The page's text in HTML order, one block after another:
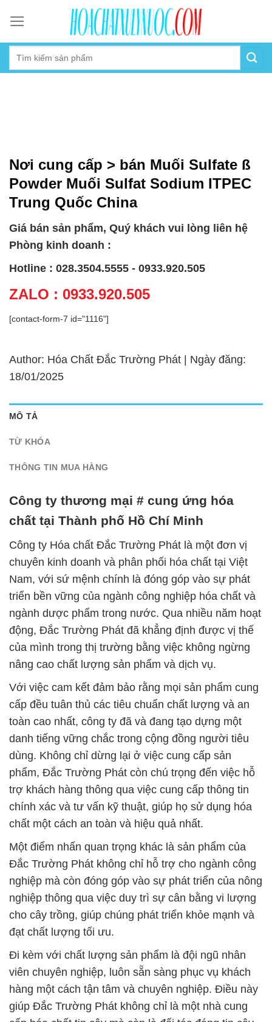
content
Nơi cung cấp > bán Muối Sulfate ß
Powder Muối Sulfat Sodium ITPEC
Trung Quốc China
Giá bán sản phẩm, Quý khách vui lòng liên hệ
Phòng kinh doanh :
Hotline : 028.3504.5555 - 0933.920.505
ZALO : 0933.920.505
[contact-form-7 id="1116"]
Author: Hóa Chất Đắc Trường Phát | Ngày đăng:
18/01/2025
MÔ TẢ
TỪ KHÓA
THÔNG TIN MUA HÀNG
Công ty thương mại # cung ứng hóa
chất tại Thành phố Hồ Chí Minh
Công ty Hóa chất Đắc Trường Phát là một đơn vị
chuyên kinh doanh và phân phối hóa chất tại Việt
Nam, với sứ mệnh chính là đóng góp vào sự phát
triển bền vững của ngành công nghiệp hóa chất và
ngành dược phẩm trong nước. Qua nhiều năm hoạt
động, Đắc Trường Phát đã khẳng định được vị thế
của mình trong thị trường bằng việc không ngừng
nâng cao chất lượng sản phẩm và dịch vụ.
Với việc cam kết đảm bảo rằng mọi sản phẩm cung
cấp đều tuân thủ các tiêu chuẩn chất lượng và an
toàn cao nhất, công ty đã và đang tạo dựng một
danh tiếng vững chắc trong cộng đồng người tiêu
dùng. Không chỉ dừng lại ở việc cung cấp sản
phẩm, Đắc Trường Phát còn chú trọng đến việc hỗ
trợ khách hàng thông qua việc cung cấp thông tin
chính xác và tư vấn kỹ thuật, giúp họ sử dụng hóa
chất một cách an toàn và hiệu quả nhất.
Một điểm nhấn quan trọng khác là sản phẩm của
Đắc Trường Phát không chỉ hỗ trợ cho ngành công
nghiệp mà còn đóng góp vào sự phát triển của nông
nghiệp thông qua việc duy trì sự cân bằng vi lượng
cho cây trồng, giúp chúng phát triển khỏe mạnh và
đạt chất lượng tối ưu.
Đi kèm với chất lượng sản phẩm là đội ngũ nhân
viên chuyên nghiệp, luôn sẵn sàng phục vụ khách
hàng một cách tận tâm và chuyên nghiệp. Điều này
giúp Đắc Trường Phát không chỉ là một nhà cung